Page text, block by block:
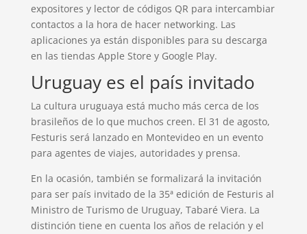
expositores y lector de códigos QR para intercambiar
contactos a la hora de hacer networking. Las
aplicaciones ya están disponibles para su descarga
en las tiendas Apple Store y Google Play.
Uruguay es el país invitado
La cultura uruguaya está mucho más cerca de los
brasileños de lo que muchos creen. El 31 de agosto,
Festuris será lanzado en Montevideo en un evento
para agentes de viajes, autoridades y prensa.
En la ocasión, también se formalizará la invitación
para ser país invitado de la 35ª edición de Festuris al
Ministro de Turismo de Uruguay, Tabaré Viera. La
distinción tiene en cuenta los años de relación y el